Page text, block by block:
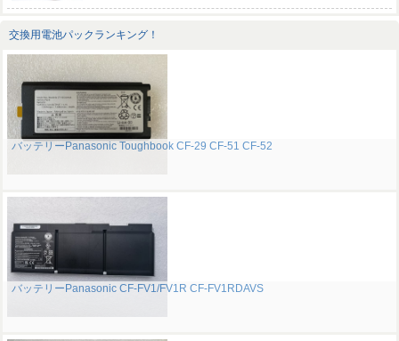
交換用電池パックランキング！
バッテリーPanasonic Toughbook CF-29 CF-51 CF-52
バッテリーPanasonic CF-FV1/FV1R CF-FV1RDAVS